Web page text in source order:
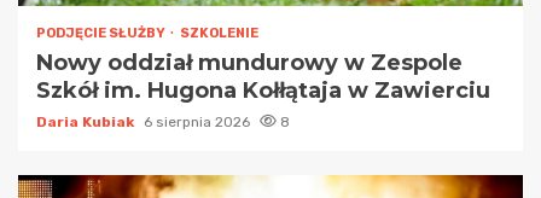
PODJĘCIE SŁUŻBY SZKOLENIE
Nowy oddział mundurowy w Zespole
Szkół im. Hugona Kołłątaja w Zawierciu
Daria Kubiak 6 sierpnia 2026 8